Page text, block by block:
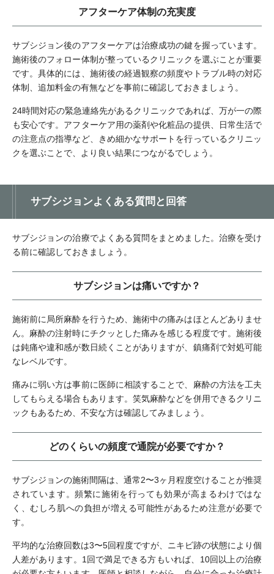
アフターケア体制の充実度
サブシジョン後のアフターケアは治療成功の鍵を握っています。
施術後のフォロー体制が整っているクリニックを選ぶことが重要
です。具体的には、施術後の経過観察の頻度やトラブル時の対応
体制、追加料金の有無などを事前に確認しておきましょう。
24時間対応の緊急連絡先があるクリニックであれば、万が一の際
も安心です。アフターケア用の薬剤や化粧品の提供、日常生活で
の注意点の指導など、きめ細かなサポートを行っているクリニッ
クを選ぶことで、より良い結果につながるでしょう。
サブシジョンよくある質問と回答
サブシジョンの治療でよくある質問をまとめました。治療を受け
る前に確認しておきましょう。
サブシジョンは痛いですか？
施術前に局所麻酔を行うため、施術中の痛みはほとんどありませ
ん。麻酔の注射時にチクッとした痛みを感じる程度です。施術後
は鈍痛や違和感が数日続くことがありますが、鎮痛剤で対処可能
なレベルです。
痛みに弱い方は事前に医師に相談することで、麻酔の方法を工夫
してもらえる場合もあります。笑気麻酔などを併用できるクリニ
ックもあるため、不安な方は確認してみましょう。
どのくらいの頻度で通院が必要ですか？
サブシジョンの施術間隔は、通常2〜3ヶ月程度空けることが推奨
されています。頻繁に施術を行っても効果が高まるわけではな
く、むしろ肌への負担が増える可能性があるため注意が必要で
す。
平均的な治療回数は3〜5回程度ですが、ニキビ跡の状態により個
人差があります。1回で満足できる方もいれば、10回以上の治療